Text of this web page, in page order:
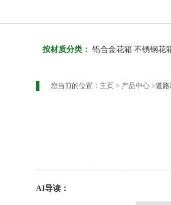
按材质分类： 铝合金花箱 不锈钢花
您当前的位置： 主页 > 产品中心 >道路
AI导读：